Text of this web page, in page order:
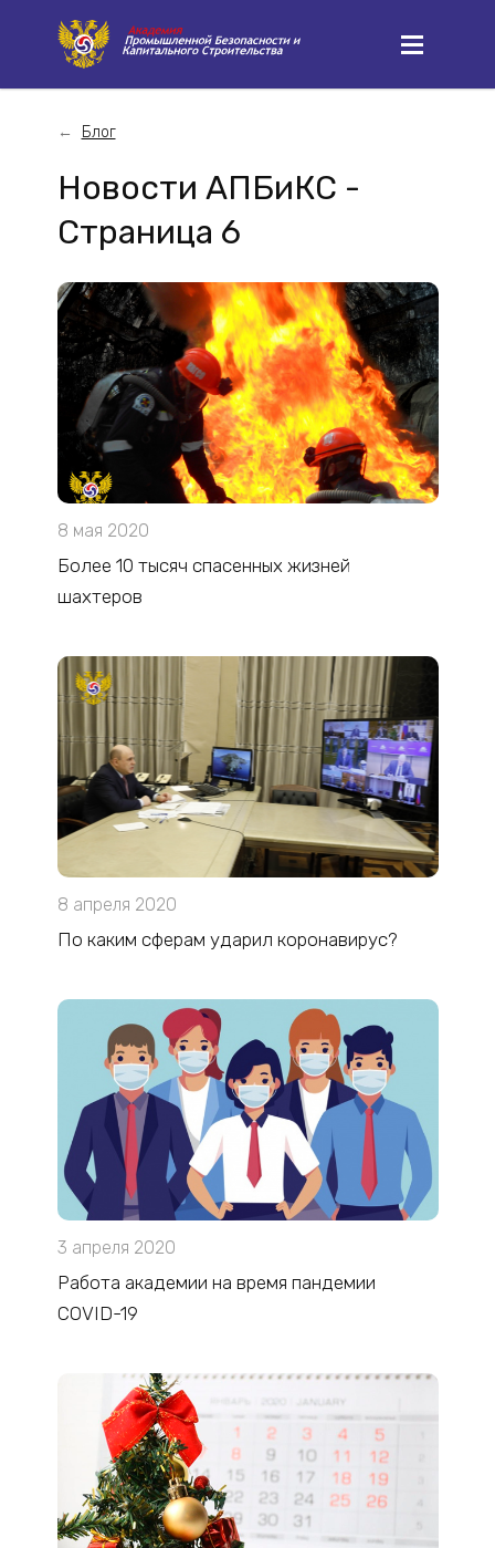
Блог
Новости АПБиКС -
Страница 6
8 мая 2020
Более 10 тысяч спасенных жизней
шахтеров
8 апреля 2020
По каким сферам ударил коронавирус?
3 апреля 2020
Работа академии на время пандемии
COVID-19